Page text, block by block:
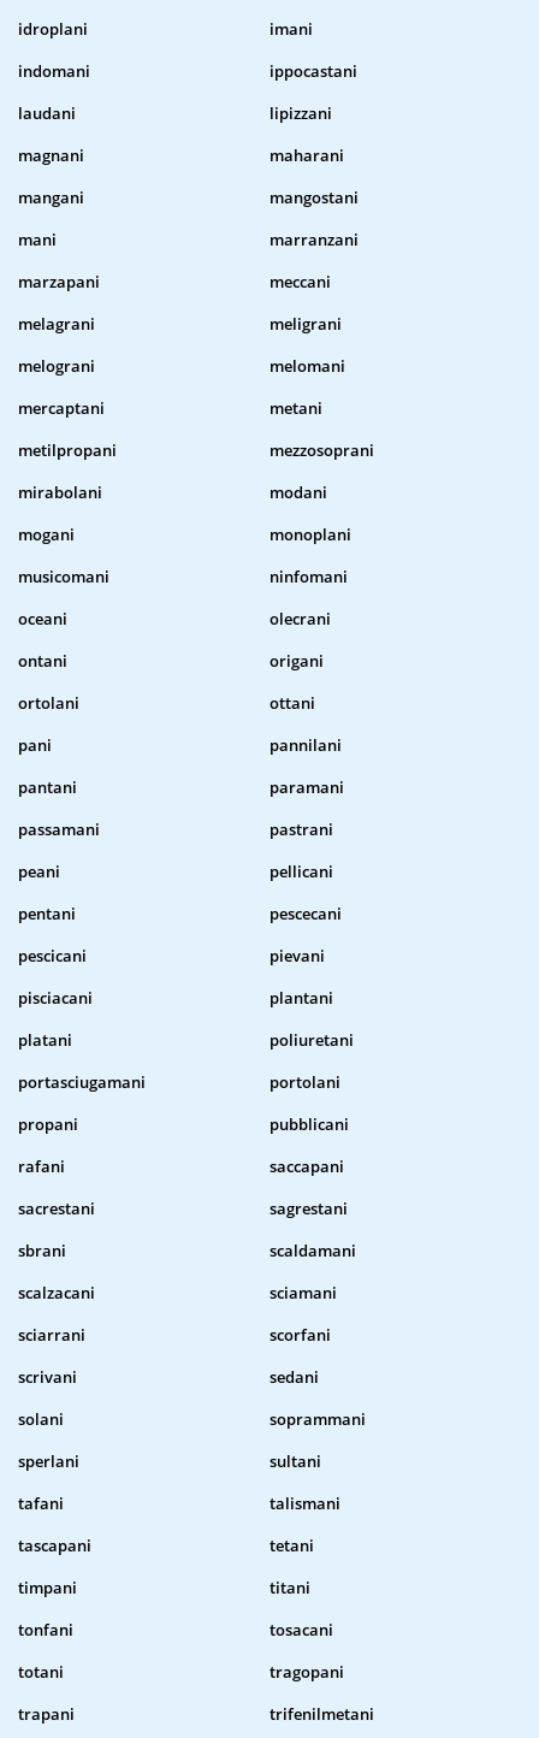
idroplani
imani
indomani
ippocastani
laudani
lipizzani
magnani
maharani
mangani
mangostani
mani
marranzani
marzapani
meccani
melagrani
meligrani
melograni
melomani
mercaptani
metani
metilpropani
mezzosoprani
mirabolani
modani
mogani
monoplani
musicomani
ninfomani
oceani
olecrani
ontani
origani
ortolani
ottani
pani
pannilani
pantani
paramani
passamani
pastrani
peani
pellicani
pentani
pescecani
pescicani
pievani
pisciacani
plantani
platani
poliuretani
portasciugamani
portolani
propani
pubblicani
rafani
saccapani
sacrestani
sagrestani
sbrani
scaldamani
scalzacani
sciamani
sciarrani
scorfani
scrivani
sedani
solani
soprammani
sperlani
sultani
tafani
talismani
tascapani
tetani
timpani
titani
tonfani
tosacani
totani
tragopani
trapani
trifenilmetani